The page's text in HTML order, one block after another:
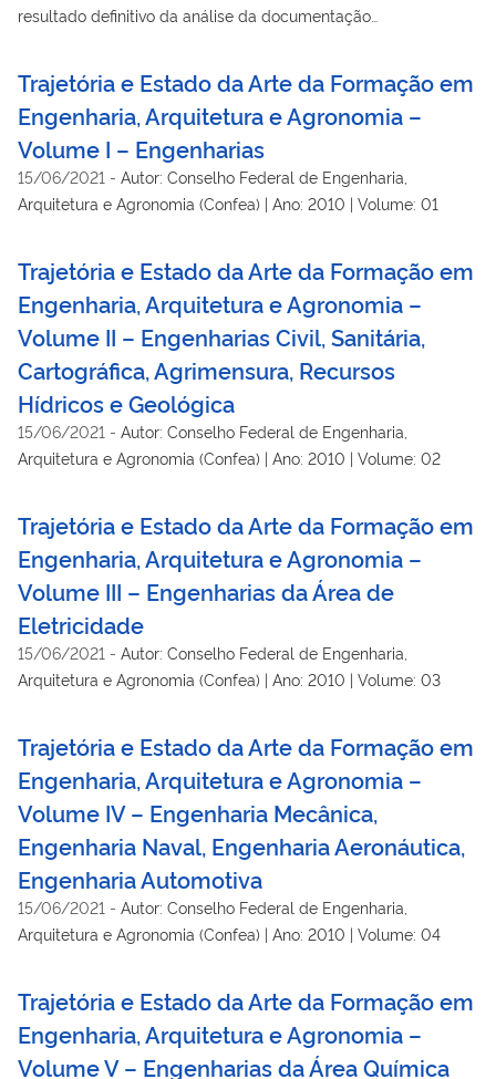
resultado definitivo da análise da documentação
Trajetória e Estado da Arte da Formação em
Engenharia, Arquitetura e Agronomia –
Volume I – Engenharias
15/06/2021 - Autor: Conselho Federal de Engenharia,
Arquitetura e Agronomia (Confea) | Ano: 2010 | Volume: 01
Trajetória e Estado da Arte da Formação em
Engenharia, Arquitetura e Agronomia –
Volume II – Engenharias Civil, Sanitária,
Cartográfica, Agrimensura, Recursos
Hídricos e Geológica
15/06/2021 - Autor: Conselho Federal de Engenharia,
Arquitetura e Agronomia (Confea) | Ano: 2010 | Volume: 02
Trajetória e Estado da Arte da Formação em
Engenharia, Arquitetura e Agronomia –
Volume III – Engenharias da Área de
Eletricidade
15/06/2021 - Autor: Conselho Federal de Engenharia,
Arquitetura e Agronomia (Confea) | Ano: 2010 | Volume: 03
Trajetória e Estado da Arte da Formação em
Engenharia, Arquitetura e Agronomia –
Volume IV – Engenharia Mecânica,
Engenharia Naval, Engenharia Aeronáutica,
Engenharia Automotiva
15/06/2021 - Autor: Conselho Federal de Engenharia,
Arquitetura e Agronomia (Confea) | Ano: 2010 | Volume: 04
Trajetória e Estado da Arte da Formação em
Engenharia, Arquitetura e Agronomia –
Volume V – Engenharias da Área Química